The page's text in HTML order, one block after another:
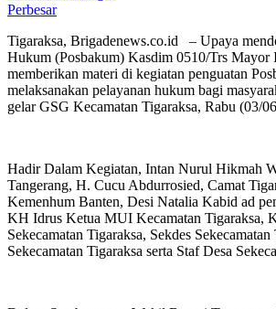
Perbesar
Tigaraksa, Brigadenews.co.id – Upaya
Hukum (Posbakum) Kasdim 0510/Trs Mayor
memberikan materi di kegiatan penguatan
melaksanakan pelayanan hukum bagi
gelar GSG Kecamatan Tigaraksa, Rabu (03/
Hadir Dalam Kegiatan, Intan Nurul Hikmah
Tangerang, H. Cucu Abdurrosied, Camat
Kemenhum Banten, Desi Natalia Kabid ad
KH Idrus Ketua MUI Kecamatan Tigaraksa,
Sekecamatan Tigaraksa, Sekdes
Sekecamatan Tigaraksa serta Staf Desa